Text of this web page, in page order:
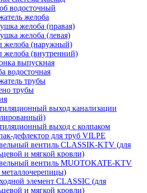
водосточный
желоба
желоба (правая)
желоба (левая)
желоба (наружный)
желоба (внутренний)
выпускная
водосточная
трубы
трубы
выход канализации
выход с колпаком
дефлектор для труб VILPE
вентиль CLASSIK-KTV (для
и мягкой кровли)
вентиль MUOTOKATE-KTV
металлочерепицы)
элемент CLASSIC (для
и мягкой кровли)